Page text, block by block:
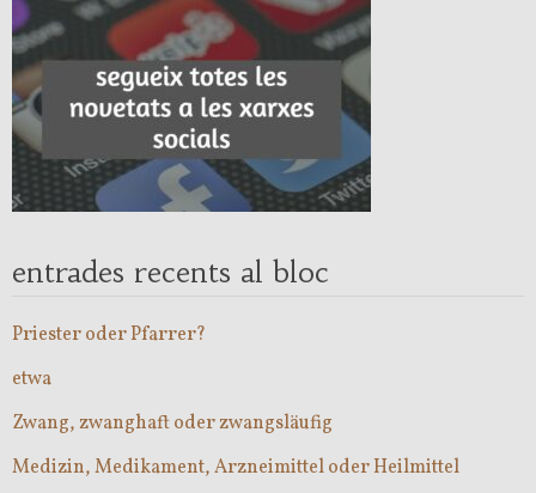
entrades recents al bloc
Priester oder Pfarrer?
etwa
Zwang, zwanghaft oder zwangsläufig
Medizin, Medikament, Arzneimittel oder Heilmittel